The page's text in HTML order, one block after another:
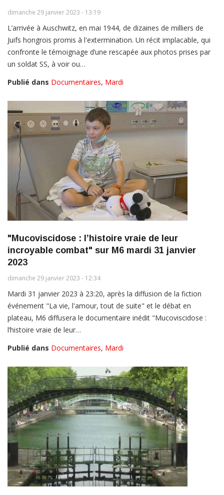
dimanche 29 janvier 2023 - 13:19
L’arrivée à Auschwitz, en mai 1944, de dizaines de milliers de
Juifs hongrois promis à l'extermination. Un récit implacable, qui
confronte le témoignage d’une rescapée aux photos prises par
un soldat SS, à voir ou…
Publié dans Documentaires, Mardi
"Mucoviscidose : l’histoire vraie de leur
incroyable combat" sur M6 mardi 31 janvier
2023
dimanche 29 janvier 2023 - 12:34
Mardi 31 janvier 2023 à 23:20, après la diffusion de la fiction
événement "La vie, l'amour, tout de suite" et le débat en
plateau, M6 diffusera le documentaire inédit "Mucoviscidose :
l’histoire vraie de leur…
Publié dans Documentaires, Mardi